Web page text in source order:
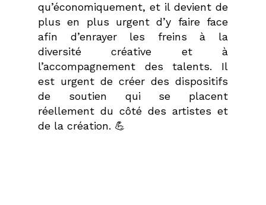
qu’économiquement, et il devient de
plus en plus urgent d’y faire face
afin d’enrayer les freins à la
diversité créative et à
l’accompagnement des talents. Il
est urgent de créer des dispositifs
de soutien qui se placent
réellement du côté des artistes et
de la création. 💪